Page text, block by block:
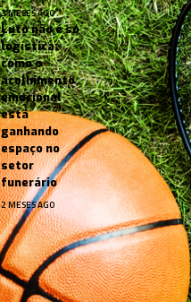
3 MESES AGO
Luto não é só
logística:
como o
acolhimento
emocional
está
ganhando
espaço no
setor
funerário
2 MESES AGO